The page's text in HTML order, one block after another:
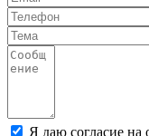
Я даю согласие на